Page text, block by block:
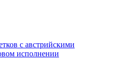
с австрийскими
исполнении